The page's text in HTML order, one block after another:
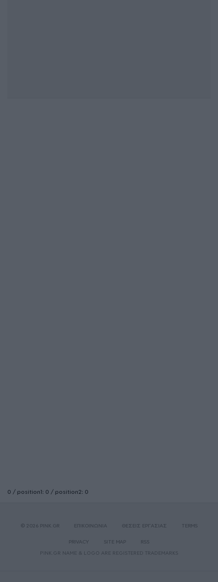
0 / position1: 0 / position2: 0
© 2026 PINK.GR ΕΠΙΚΟΙΝΩΝΙΑ ΘΕΣΕΙΣ ΕΡΓΑΣΙΑΣ TERMS
PRIVACY SITE MAP
RSS
PINK.GR NAME & LOGO ARE REGISTERED TRADEMARKS